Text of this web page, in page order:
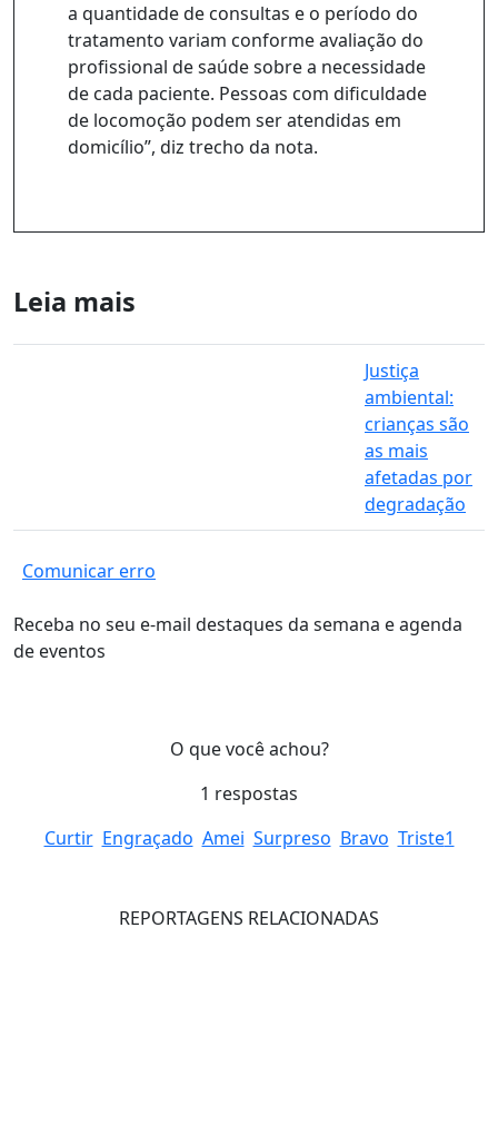
a quantidade de consultas e o período do
tratamento variam conforme avaliação do
profissional de saúde sobre a necessidade
de cada paciente. Pessoas com dificuldade
de locomoção podem ser atendidas em
domicílio”, diz trecho da nota.
Leia mais
Justiça
ambiental:
crianças são
as mais
afetadas por
degradação
Comunicar erro
Receba no seu e-mail destaques da semana e agenda
de eventos
O que você achou?
1 respostas
Curtir Engraçado Amei Surpreso Bravo Triste1
REPORTAGENS RELACIONADAS